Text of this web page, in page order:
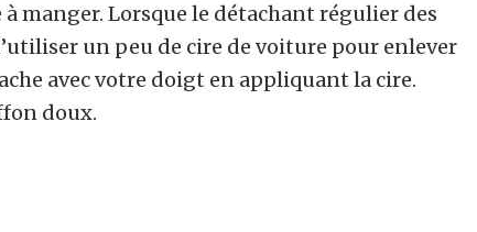
manger. Lorsque le détachant régulier des
un peu de cire de voiture pour enlever
avec votre doigt en appliquant la cire.
doux.